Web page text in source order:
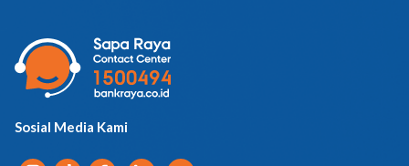
Sosial Media Kami